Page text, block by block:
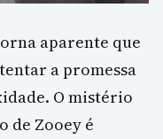
aparente que
a promessa
O mistério
de Zooey é